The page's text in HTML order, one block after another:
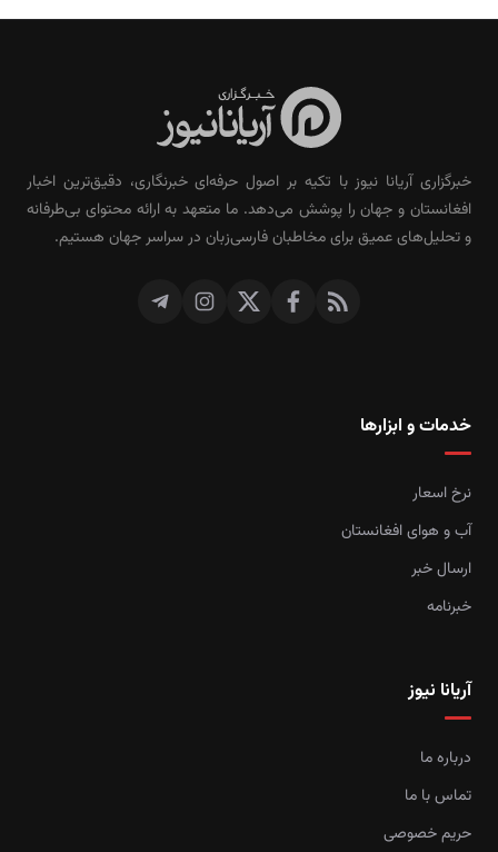
خبرگزاری آریانا نیوز با تکیه بر اصول حرفه‌ای خبرنگاری، دقیق‌ترین اخبار
افغانستان و جهان را پوشش می‌دهد. ما متعهد به ارائه محتوای بی‌طرفانه
و تحلیل‌های عمیق برای مخاطبان فارسی‌زبان در سراسر جهان هستیم.
خدمات و ابزارها
نرخ اسعار
آب و هوای افغانستان
ارسال خبر
خبرنامه
آریانا نیوز
درباره ما
تماس با ما
حریم خصوصی